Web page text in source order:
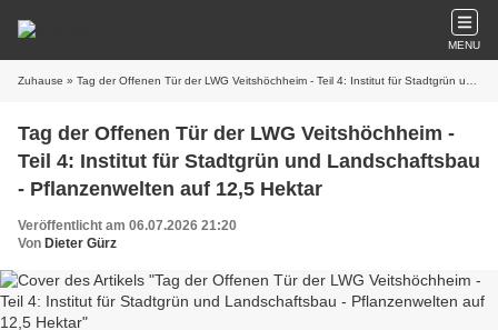
MENU
Zuhause » Tag der Offenen Tür der LWG Veitshöchheim - Teil 4: Institut für Stadtgrün und Landschaftsbau - Pflanzenwelten auf 12,5 Hektar
Tag der Offenen Tür der LWG Veitshöchheim -
Teil 4: Institut für Stadtgrün und Landschaftsbau
- Pflanzenwelten auf 12,5 Hektar
Veröffentlicht am 06.07.2026 21:20
Von Dieter Gürz